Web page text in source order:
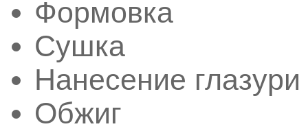
Формовка
Сушка
Нанесение глазури
Обжиг